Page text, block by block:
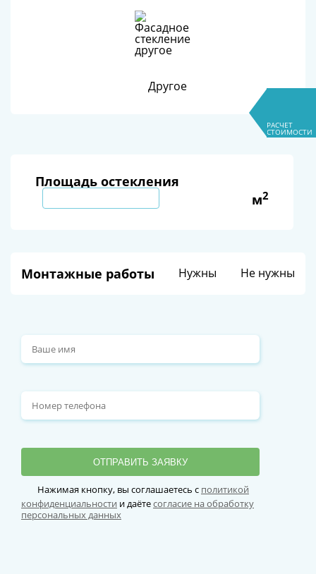
РАСЧЕТ
СТОИМОСТИ
Другое
Площадь остекления
м2
Монтажные работы Нужны Не нужны
ОТПРАВИТЬ ЗАЯВКУ
Нажимая кнопку, вы соглашаетесь с политикой
конфиденциальности и даётесогласие на обработку
персональных данных